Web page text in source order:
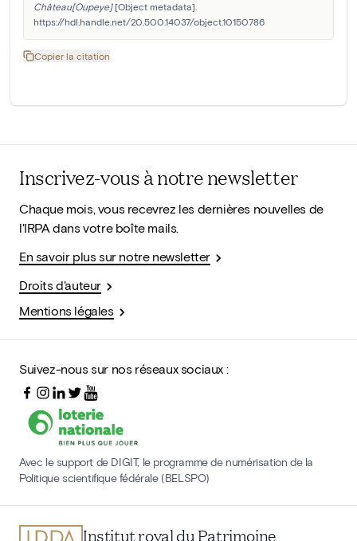
Château[Oupeye] [Object metadata].
https://hdl.handle.net/20.500.14037/object.10150786
Copier la citation
Inscrivez-vous à notre newsletter
Chaque mois, vous recevrez les dernières nouvelles de
l'IRPA dans votre boîte mails.
En savoir plus sur notre newsletter
Droits d'auteur
Mentions légales
Suivez-nous sur nos réseaux sociaux :
Avec le support de DIGIT, le programme de numérisation de la
Politique scientifique fédérale (BELSPO)
Institut royal du Patrimoine